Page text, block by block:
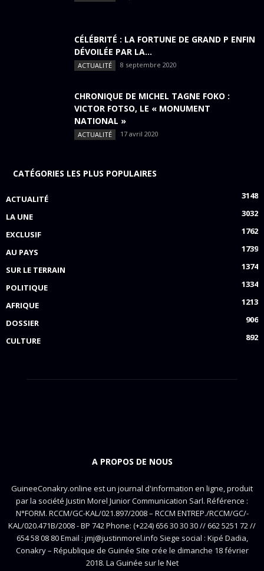
CÉLÉBRITÉ : LA FORTUNE DE GRAND P ENFIN
DÉVOILÉE PAR LA...
ACTUALITÉ 8 septembre 2020
CHRONIQUE DE MICHEL TAGNE FOKO :
VICTOR FOTSO, LE « MONUMENT
NATIONAL »
ACTUALITÉ 17 avril 2020
CATÉGORIES LES PLUS POPULAIRES
ACTUALITÉ
3148
LA UNE
3032
EXCLUSIF
1762
AU PAYS
1739
SUR LE TERRAIN
1374
POLITIQUE
1334
AFRIQUE
1213
DOSSIER
906
CULTURE
892
A PROPOS DE NOUS
GuineeConakry.online est un journal d'information en ligne, produit
par la société Justin Morel Junior Communication Sarl. Référence :
N°FORM. RCCM/GC-KAL/021.897/2008 – RCCM ENTREP./RCCM/GC/-
KAL/020.471B/2008 - BP 742 Phone: (+224) 656 30 30 30 // 662 5251 72 //
654 58 08 80 Email : jmj@justinmorel.info Siege social : Kipé Dadia,
Conakry – République de Guinée Site crée le dimanche 18 février
2018. La Guinée sur le Net